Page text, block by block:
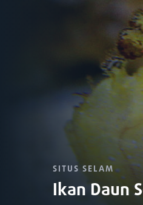
SITUS SELAM
Ikan Daun